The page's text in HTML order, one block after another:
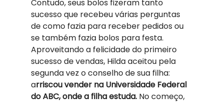
Contudo, seus bolos fizeram tanto
sucesso que recebeu várias perguntas
de como fazia para receber pedidos ou
se também fazia bolos para festa.
Aproveitando a felicidade do primeiro
sucesso de vendas, Hilda aceitou pela
segunda vez o conselho de sua filha:
arriscou vender na Universidade Federal
do ABC, onde a filha estuda. No começo,